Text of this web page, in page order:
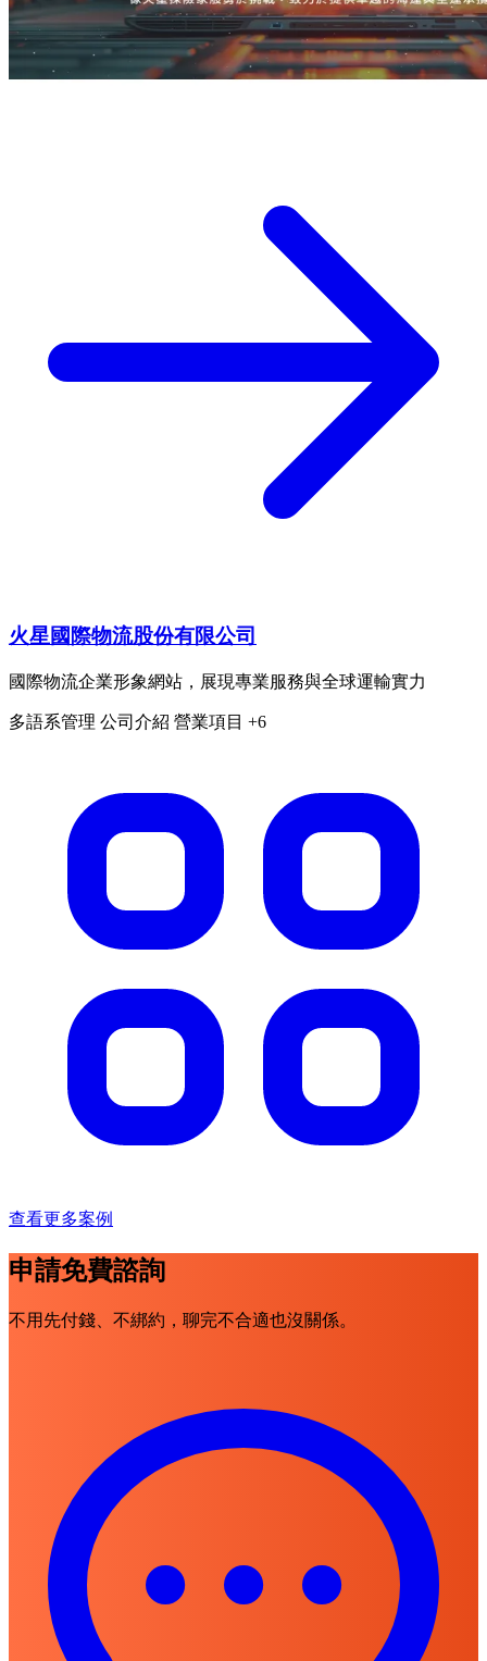
火星國際物流股份有限公司
國際物流企業形象網站，展現專業服務與全球運輸實力
多語系管理 公司介紹 營業項目 +6
查看更多案例
申請免費諮詢
不用先付錢、不綁約，聊完不合適也沒關係。